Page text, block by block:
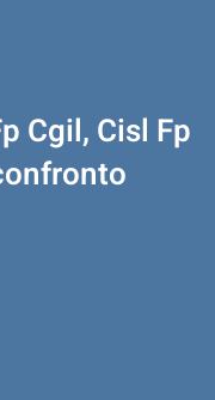
Cgil, Cisl Fp